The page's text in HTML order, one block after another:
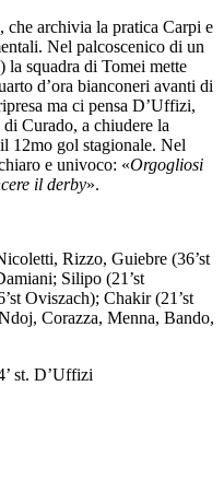
che archivia la pratica Carpi e
Nel palcoscenico di un
la squadra di Tomei mette
d’ora bianconeri avanti di
ma ci pensa D’Uffizi,
Curado, a chiudere la
12mo gol stagionale. Nel
e univoco: «Orgogliosi
il derby».
Rizzo, Guiebre (36’st
Silipo (21’st
Oviszach); Chakir (21’st
Corazza, Menna, Bando,
st. D’Uffizi